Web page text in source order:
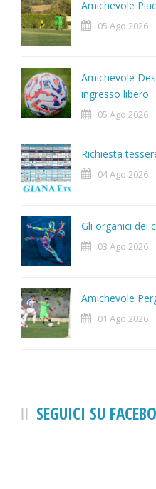
Amichevole
05 Ago 2026
Amichevole
ingresso libero
05 Ago 2026
Richiesta
04 Ago 2026
Gli organici dei
03 Ago 2026
Amichevole
01 Ago 2026
SEGUICI SU